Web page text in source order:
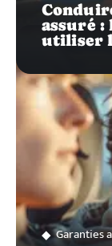
assuré :
utiliser
Garanties